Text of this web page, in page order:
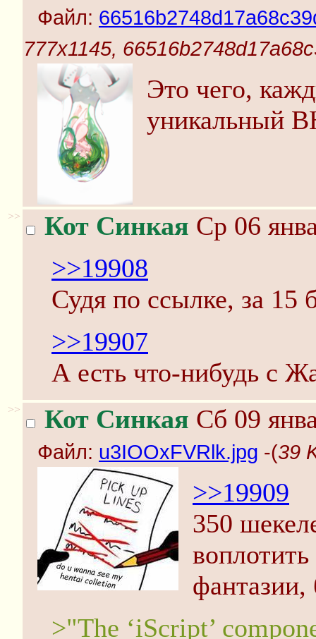
Файл:
777x1145,
Это чего,
уникальный
>> Кот Синкая Ср 06
>>19908
Судя по ссылке, за 15
>>19907
А есть что-нибудь с
>> Кот Синкая Сб 09
Файл: u3IOOxFVRlk.jpg -(39
>>19909
350
фантазии,
>"The ‘iScript’